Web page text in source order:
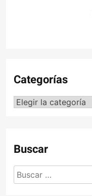
Categorías
Categorías
Buscar
Buscar: